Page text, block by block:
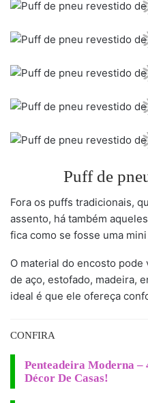
Puff de
Fora os puffs tradicionais,
assento, há também
fica como se fosse uma
O material do encosto
de aço, estofado, madeira,
ideal é que ele ofereça
CONFIRA
Penteadeira Moderna –
Décor De Casas!